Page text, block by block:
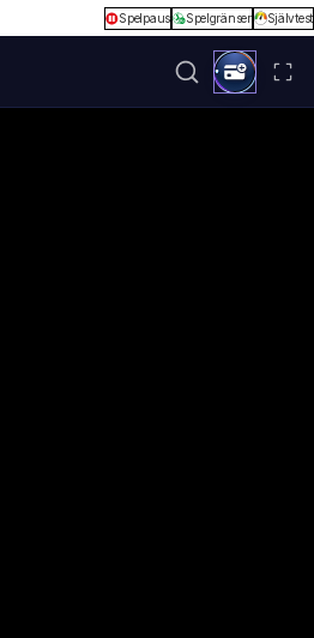
Spelpaus Spelgränser Självtest